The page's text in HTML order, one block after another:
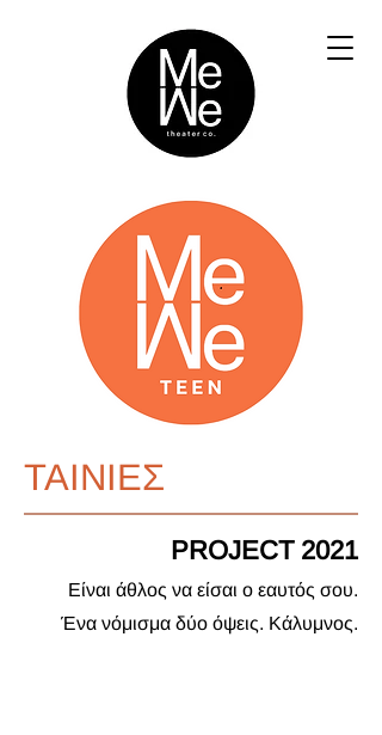
ΤΑΙΝΙΕΣ
PROJECT 2021
Είναι άθλος να είσαι ο εαυτός σου.
Ένα νόμισμα δύο όψεις. Κάλυμνος.